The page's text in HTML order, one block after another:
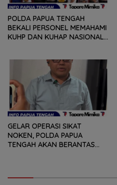
POLDA PAPUA TENGAH
BEKALI PERSONEL MEMAHAMI
KUHP DAN KUHAP NASIONAL
GELAR OPERASI SIKAT
NOKEN, POLDA PAPUA
TENGAH AKAN BERANTAS